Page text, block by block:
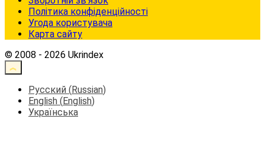
Політика конфіденційності
Угода користувача
Карта сайту
© 2008 - 2026 Ukrindex
Русский (Russian)
English (English)
Українська